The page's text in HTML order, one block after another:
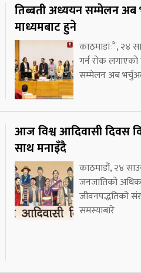
तिब्बती अध्ययन सम्मेलन
माध्यमबाट हुने
काठमाडांैं, २४
गर्न रोक
सम्मेलन अब
आज विश्व आदिवासी दिवस
साथ मनाइँदै
काठमाडौं, २४
जनजातिको
जीवनपद्धतिको
समस्याबारे